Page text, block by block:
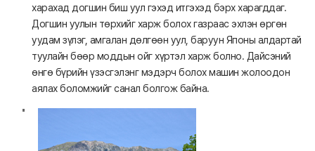
харахад догшин биш уул гэхэд итгэхэд бэрх харагддаг.
Догшин уулын төрхийг харж болох газраас эхлэн өргөн
уудам зүлэг, амгалан дөлгөөн уул, баруун Японы алдартай
туулайн бөөр моддын ойг хүртэл харж болно. Дайсэний
өнгө бүрийн үзэсгэлэнг мэдэрч болох машин жолоодон
аялах боломжийг санал болгож байна.